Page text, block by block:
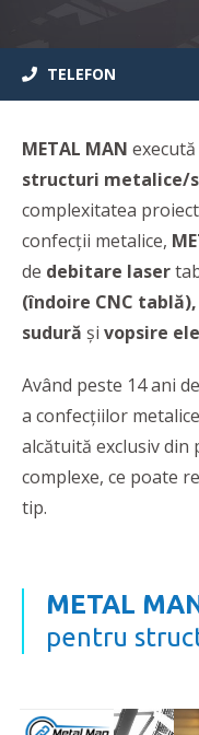
TELEFON
METAL MAN
structuri metalice/
complexitatea
confecții metalice,
de debitare laser
(îndoire CNC
sudură și vopsire
Având peste 14 ani
a confecţiilor
alcătuită exclusiv din
complexe, ce poate
tip.
METAL
pentru